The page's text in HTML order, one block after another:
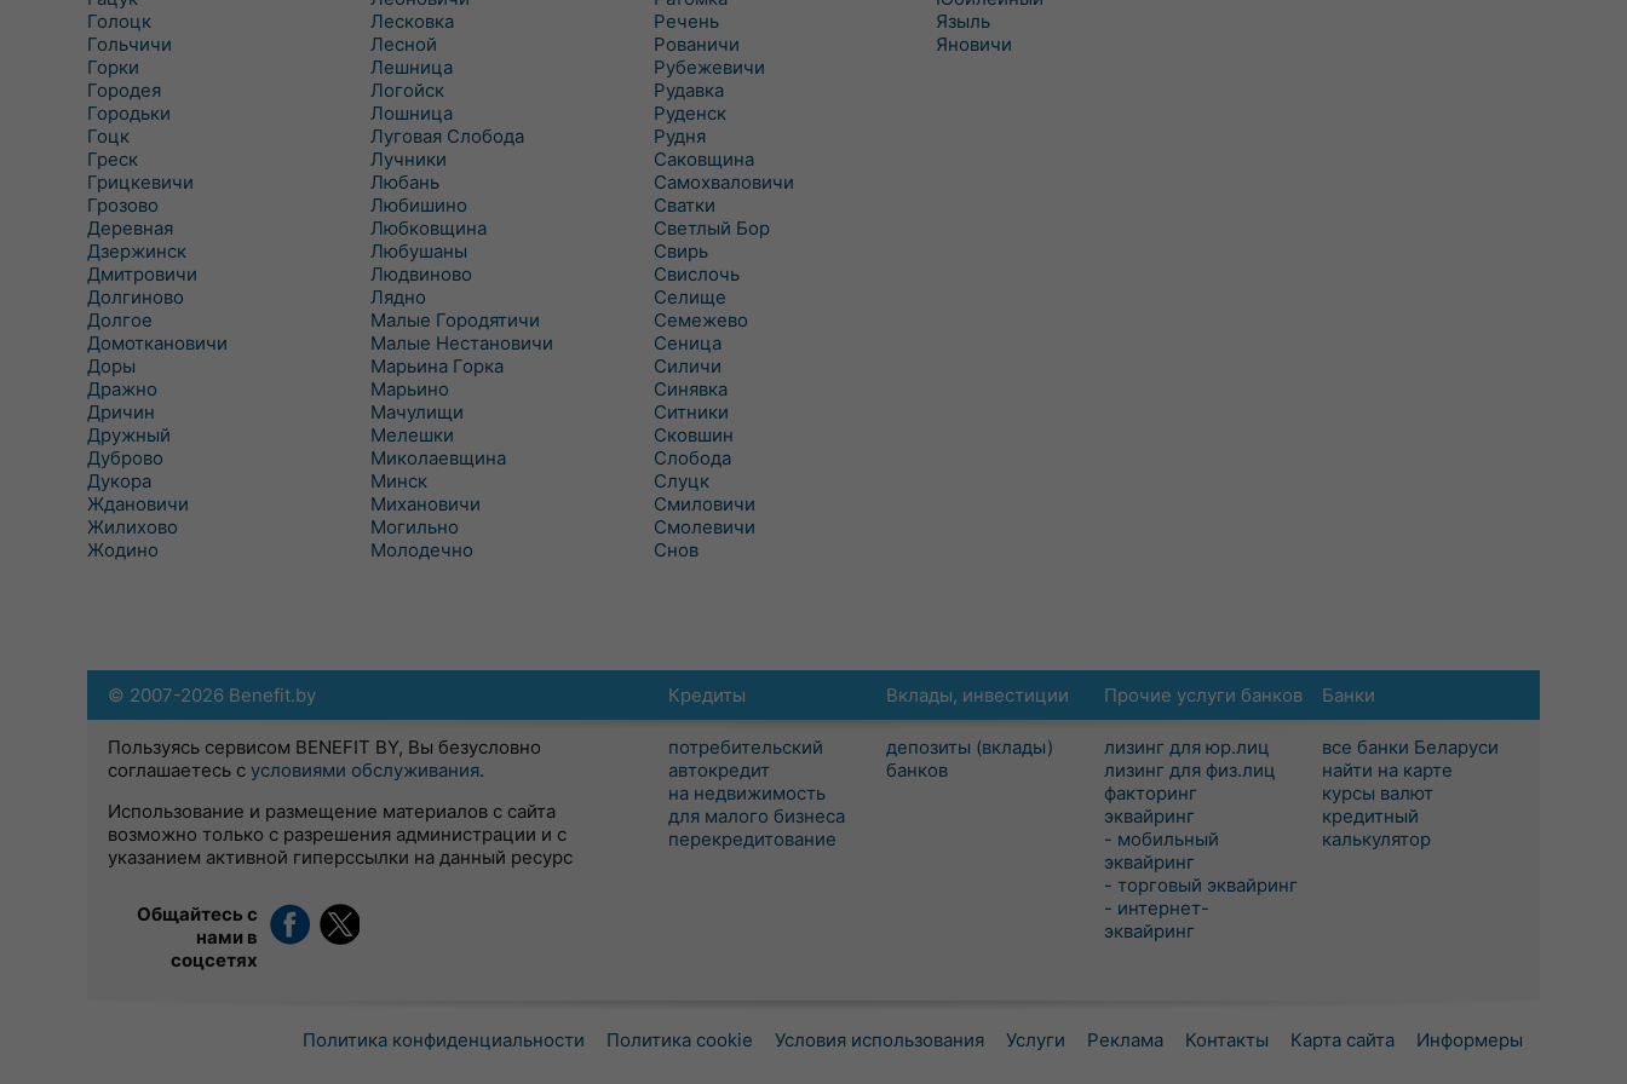
Голоцк
Гольчичи
Горки
Городея
Городьки
Гоцк
Греск
Грицкевичи
Грозово
Деревная
Дзержинск
Дмитровичи
Долгиново
Долгое
Домоткановичи
Доры
Дражно
Дричин
Дружный
Дуброво
Дукора
Ждановичи
Жилихово
Жодино
Лесковка
Лесной
Лешница
Логойск
Лошница
Луговая Слобода
Лучники
Любань
Любишино
Любковщина
Любушаны
Людвиново
Лядно
Малые Городятичи
Малые Нестановичи
Марьина Горка
Марьино
Мачулищи
Мелешки
Миколаевщина
Минск
Михановичи
Могильно
Молодечно
Речень
Рованичи
Рубежевичи
Рудавка
Руденск
Рудня
Саковщина
Самохваловичи
Сватки
Светлый Бор
Свирь
Свислочь
Селище
Семежево
Сеница
Силичи
Синявка
Ситники
Сковшин
Слобода
Слуцк
Смиловичи
Смолевичи
Снов
Языль
Яновичи
Кредиты
потребительский
автокредит
на недвижимость
для малого бизнеса
перекредитование
Вклады, инвестиции
депозиты (вклады)
банков
Прочие услуги банков
лизинг для юр.лиц
лизинг для физ.лиц
факторинг
эквайринг
- мобильный
эквайринг
- торговый эквайринг
- интернет-
эквайринг
Банки
все банки Беларуси
найти на карте
курсы валют
кредитный
калькулятор
© 2007-2026 Benefit.by
Пользуясь сервисом BENEFIT BY, Вы безусловно
соглашаетесь с условиями обслуживания.
Использование и размещение материалов с сайта
возможно только с разрешения администрации и с
указанием активной гиперссылки на данный ресурс
Общайтесь с
нами в
соцсетях
Политика конфиденциальности Политика cookie Условия использования Услуги Реклама Контакты Карта сайта Информеры